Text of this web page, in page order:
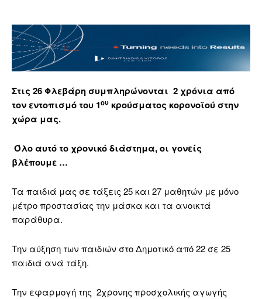
Στις 26 Φλεβάρη συμπληρώνονται 2 χρόνια από
τον εντοπισμό του 1ου κρούσματος κορονοϊού στην
χώρα μας.
Όλο αυτό το χρονικό διάστημα, οι γονείς
βλέπουμε …
Τα παιδιά μας σε τάξεις 25 και 27 μαθητών με μόνο
μέτρο προστασίας την μάσκα και τα ανοικτά
παράθυρα.
Την αύξηση των παιδιών στο Δημοτικό από 22 σε 25
παιδιά ανά τάξη.
Την εφαρμογή της 2χρονης προσχολικής αγωγής